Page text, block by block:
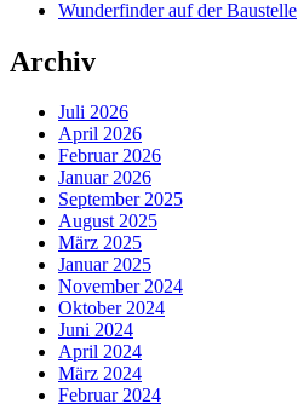
Wunderfinder auf der Baustelle
Archiv
Juli 2026
April 2026
Februar 2026
Januar 2026
September 2025
August 2025
März 2025
Januar 2025
November 2024
Oktober 2024
Juni 2024
April 2024
März 2024
Februar 2024